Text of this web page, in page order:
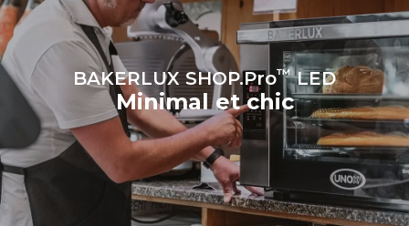
BAKERLUX SHOP.Pro™LED
Minimal et chic